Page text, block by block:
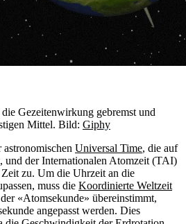
Gezeitenwirkung gebremst und
Mittel. Bild: Giphy
Universal Time, die auf
und der Internationalen Atomzeit (TAI)
zu. Um die Uhrzeit an die
muss die Koordinierte Weltzeit
«Atomsekunde» übereinstimmt,
angepasst werden. Dies